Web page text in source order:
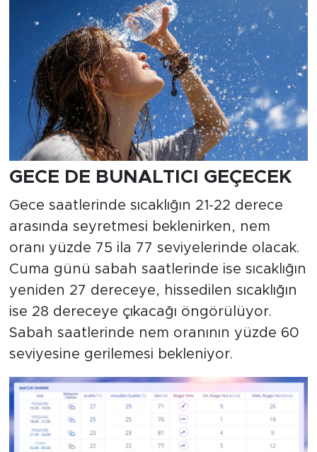
GECE DE BUNALTICI GEÇECEK
Gece saatlerinde sıcaklığın 21-22 derece
arasında seyretmesi beklenirken, nem
oranı yüzde 75 ila 77 seviyelerinde olacak.
Cuma günü sabah saatlerinde ise sıcaklığın
yeniden 27 dereceye, hissedilen sıcaklığın
ise 28 dereceye çıkacağı öngörülüyor.
Sabah saatlerinde nem oranının yüzde 60
seviyesine gerilemesi bekleniyor.